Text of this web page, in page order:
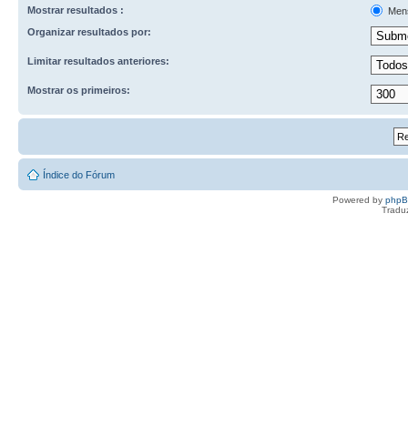
Mostrar resultados :
Organizar resultados por:
Limitar resultados anteriores:
Mostrar os primeiros:
Índice do Fórum
Powered by